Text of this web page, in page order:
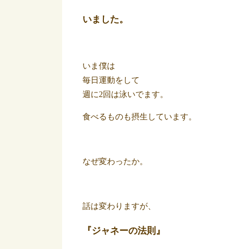
いました。
いま僕は
毎日運動をして
週に2回は泳いでます。
食べるものも摂生しています。
なぜ変わったか。
話は変わりますが、
『ジャネーの法則』